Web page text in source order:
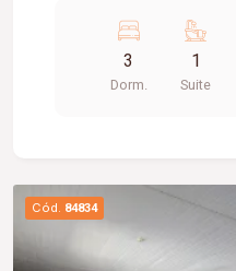
03 quartos, sendo 01
oferecendo conforto e
família. Possui sala
de lazer e
dispõe ainda de
garagem.
3
Dorm.
1
Suite
Cód. 84834